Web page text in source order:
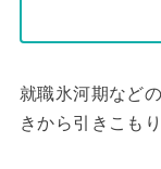
就職氷河期など
きから引きこも